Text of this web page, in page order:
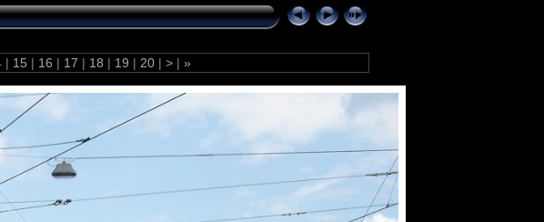
| 15 | 16 | 17 | 18 | 19 | 20 | > | »